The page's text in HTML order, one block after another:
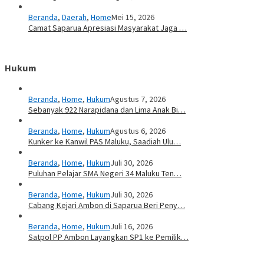
Beranda, Daerah, HomeMei 15, 2026
Camat Saparua Apresiasi Masyarakat Jaga …
Hukum
Beranda, Home, HukumAgustus 7, 2026
Sebanyak 922 Narapidana dan Lima Anak Bi…
Beranda, Home, HukumAgustus 6, 2026
Kunker ke Kanwil PAS Maluku, Saadiah Ulu…
Beranda, Home, HukumJuli 30, 2026
Puluhan Pelajar SMA Negeri 34 Maluku Ten…
Beranda, Home, HukumJuli 30, 2026
Cabang Kejari Ambon di Saparua Beri Peny…
Beranda, Home, HukumJuli 16, 2026
Satpol PP Ambon Layangkan SP1 ke Pemilik…